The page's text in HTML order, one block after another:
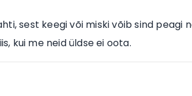
sest keegi või miski võib sind
kui me neid üldse ei oota.